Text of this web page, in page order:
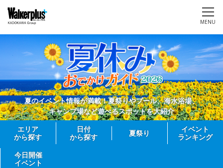
MENU
夏のイベント情報が満載！夏祭りやプール、海水浴場、
キャンプ場など遊べるスポットを大紹介
エリア
から探す
日付
から探す
夏祭り
イベント
ランキング
今日開催
イベント